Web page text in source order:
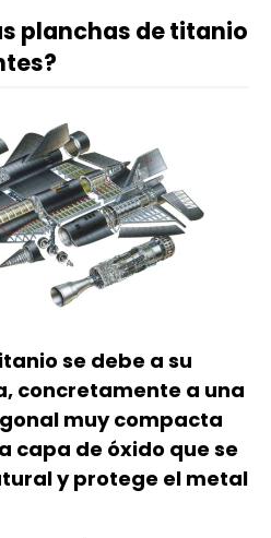
planchas de titanio
se debe a su
concretamente a una
muy compacta
capa de óxido que se
y protege el metal